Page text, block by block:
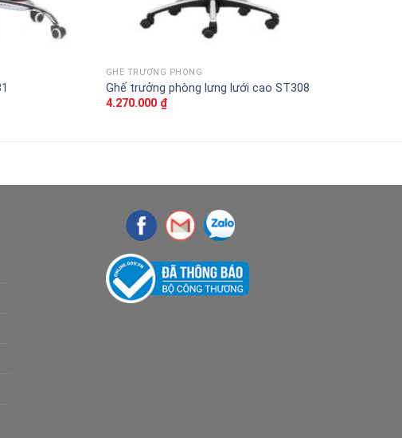
GHẾ TRƯỞNG PHÒNG
Ghế trưởng phòng lưng lưới cao ST308
4.270.000 ₫